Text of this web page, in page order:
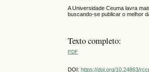
A Universidade Ceuma lavra
buscando-se publicar o melhor
Texto completo:
PDF
DOI:https://doi.org/10.24863/